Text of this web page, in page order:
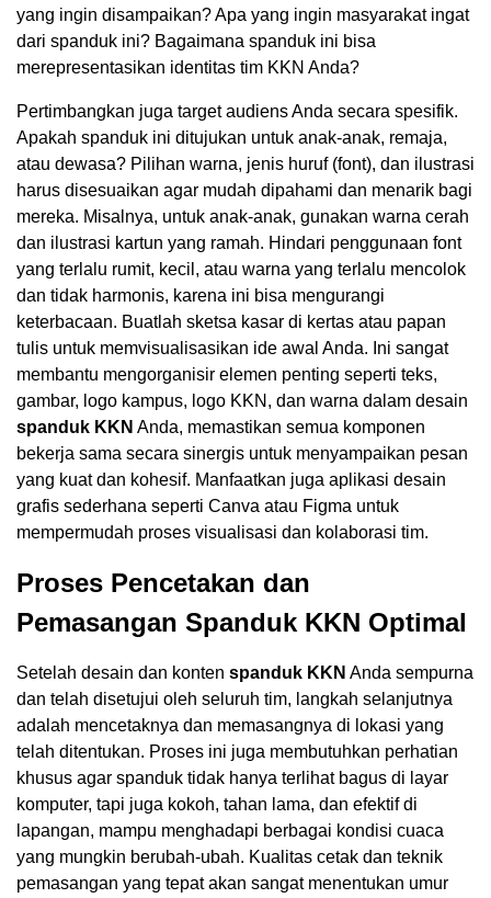
yang ingin disampaikan? Apa yang ingin masyarakat ingat
dari spanduk ini? Bagaimana spanduk ini bisa
merepresentasikan identitas tim KKN Anda?
Pertimbangkan juga target audiens Anda secara spesifik.
Apakah spanduk ini ditujukan untuk anak-anak, remaja,
atau dewasa? Pilihan warna, jenis huruf (font), dan ilustrasi
harus disesuaikan agar mudah dipahami dan menarik bagi
mereka. Misalnya, untuk anak-anak, gunakan warna cerah
dan ilustrasi kartun yang ramah. Hindari penggunaan font
yang terlalu rumit, kecil, atau warna yang terlalu mencolok
dan tidak harmonis, karena ini bisa mengurangi
keterbacaan. Buatlah sketsa kasar di kertas atau papan
tulis untuk memvisualisasikan ide awal Anda. Ini sangat
membantu mengorganisir elemen penting seperti teks,
gambar, logo kampus, logo KKN, dan warna dalam desain
spanduk KKN Anda, memastikan semua komponen
bekerja sama secara sinergis untuk menyampaikan pesan
yang kuat dan kohesif. Manfaatkan juga aplikasi desain
grafis sederhana seperti Canva atau Figma untuk
mempermudah proses visualisasi dan kolaborasi tim.
Proses Pencetakan dan
Pemasangan Spanduk KKN Optimal
Setelah desain dan konten spanduk KKN Anda sempurna
dan telah disetujui oleh seluruh tim, langkah selanjutnya
adalah mencetaknya dan memasangnya di lokasi yang
telah ditentukan. Proses ini juga membutuhkan perhatian
khusus agar spanduk tidak hanya terlihat bagus di layar
komputer, tapi juga kokoh, tahan lama, dan efektif di
lapangan, mampu menghadapi berbagai kondisi cuaca
yang mungkin berubah-ubah. Kualitas cetak dan teknik
pemasangan yang tepat akan sangat menentukan umur